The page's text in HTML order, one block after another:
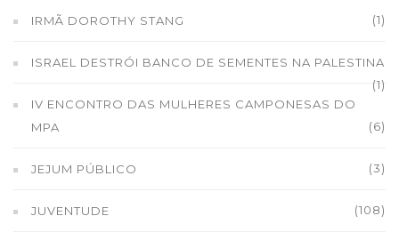
IRMÃ DOROTHY STANG (1)
ISRAEL DESTRÓI BANCO DE SEMENTES NA PALESTINA
(1)
IV ENCONTRO DAS MULHERES CAMPONESAS DO
MPA
(6)
JEJUM PÚBLICO (3)
JUVENTUDE (108)